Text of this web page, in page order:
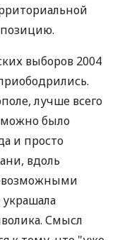
выборов 2004
лучше всего
можно было
и просто
вдоль
Смысл